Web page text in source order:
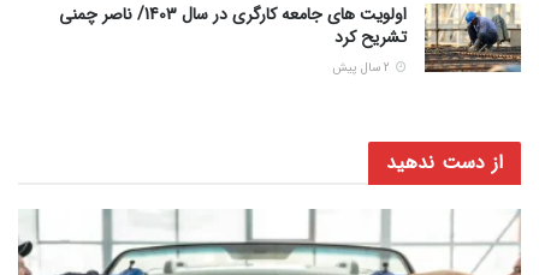
اولویت های جامعه کارگری در سال 1403/ ناصر چمنی
تشریح کرد
از دست ندهید